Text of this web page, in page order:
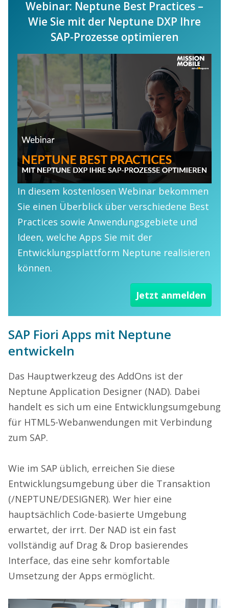
Webinar: Neptune Best Practices –
Wie Sie mit der Neptune DXP Ihre
SAP-Prozesse optimieren
In diesem kostenlosen Webinar bekommen
Sie einen Überblick über verschiedene Best
Practices sowie Anwendungsgebiete und
Ideen, welche Apps Sie mit der
Entwicklungsplattform Neptune realisieren
können.
Jetzt anmelden
SAP Fiori Apps mit Neptune
entwickeln
Das Hauptwerkzeug des AddOns ist der
Neptune Application Designer (NAD). Dabei
handelt es sich um eine Entwicklungsumgebung
für HTML5-Webanwendungen mit Verbindung
zum SAP.
Wie im SAP üblich, erreichen Sie diese
Entwicklungsumgebung über die Transaktion
(/NEPTUNE/DESIGNER). Wer hier eine
hauptsächlich Code-basierte Umgebung
erwartet, der irrt. Der NAD ist ein fast
vollständig auf Drag & Drop basierendes
Interface, das eine sehr komfortable
Umsetzung der Apps ermöglicht.